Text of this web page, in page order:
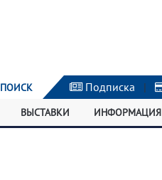
ПОИСК Подписка |
ВЫСТАВКИ ИНФОРМАЦИЯ